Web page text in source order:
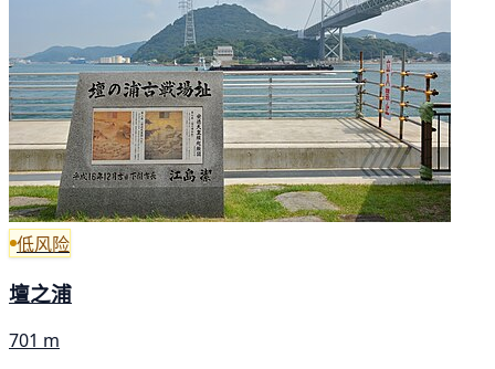
低风险
壇之浦
701 m